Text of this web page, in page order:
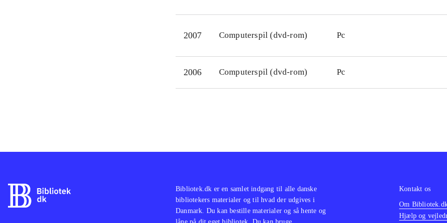
2007 Computerspil (dvd-rom) Pc
2006 Computerspil (dvd-rom) Pc
Bibliotek.dk er en samlet indgang til alle danske
bibliotekers materialer og til hvad der udgives i
Danmark. Du kan bestille materialer og så hente og
Kontakt os
Om
Hjælp og